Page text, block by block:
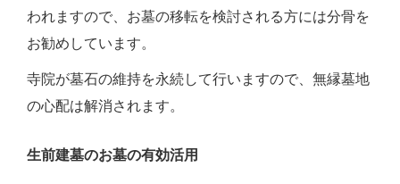
われますので、お墓の移転を検討される方には分骨を
お勧めしています。
寺院が墓石の維持を永続して行いますので、無縁墓地
の心配は解消されます。
生前建墓のお墓の有効活用